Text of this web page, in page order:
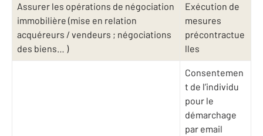
Assurer les opérations de négociation
immobilière (mise en relation
acquéreurs / vendeurs ; négociations
des biens… )
Exécution de
mesures
précontractue
lles
Consentemen
t de l’individu
pour le
démarchage
par email